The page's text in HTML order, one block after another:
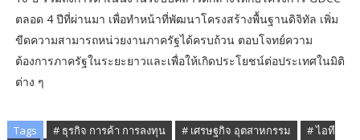
ตลอด 4 ปีที่ผ่านมา เพื่อทำหน้าที่พัฒนาโครงสร้างพื้นฐานดิจิทัล เพิ่ม
ขีดความสามารถหน่วยงานภาครัฐได้ครบถ้วน ตอบโจทย์ความ
ต้องการภาครัฐในระยะยาวและเพื่อให้เกิดประโยชน์ต่อประเทศในมิติ
ต่าง ๆ
Tags # ธุรกิจ การค้า การลงทุน # เศรษฐกิจ อุตสาหกรรม
# ไอที